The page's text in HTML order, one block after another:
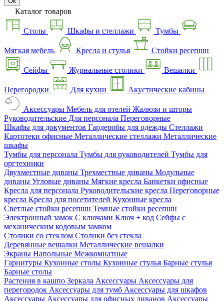
Каталог товаров
Столы Шкафы и стеллажи Тумбы
Мягкая мебель Кресла и стулья Стойки ресепшн
Сейфы Журнальные столики Вешалки
Перегородки Для кухни Акустические кабины
Аксессуары Мебель для отелей Жалюзи и шторы
Руководительские Для персонала Переговорные
Шкафы для документов Гардеробы для одежды Стеллажи
Картотеки офисные Металлические стеллажи Металлические
шкафы
Тумбы для персонала Тумбы для руководителей Тумбы для
оргтехники
Двухместные диваны Трехместные диваны Модульные
диваны Угловые диваны Мягкие кресла Банкетки офисные
Кресла для персонала Руководительские кресла Переговорные
кресла Кресла для посетителей Кухонные кресла
Светлые стойки ресепшн Темные стойки ресепшн
Электронный замок С ключами Ключ + код Сейфы с
механическим кодовым замком
Столики со стеклом Столики без стекла
Деревянные вешалки Металлические вешалки
Экраны Напольные Межкомнатные
Гарнитуры Кухонные столы Кухонные стулья Барные стулья
Барные столы
Растения в кашпо Зеркала Аксессуары Аксессуары для
перегородок Аксессуары для тумб Аксессуары для шкафов
Аксессуары Аксессуары для офисных диванов Аксессуары